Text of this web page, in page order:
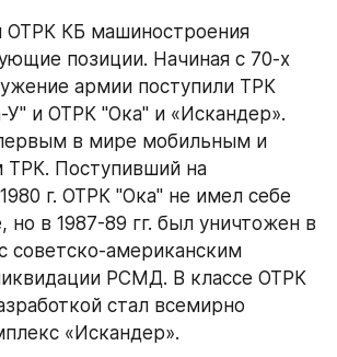
ОТРК КБ машиностроения
позиции. Начиная с 70-х
армии поступили ТРК
У" и ОТРК "Ока" и «Искандер».
в мире мобильным и
ТРК. Поступивший на
г. ОТРК "Ока" не имел себе
но в 1987-89 гг. был уничтожен в
советско-американским
РСМД. В классе ОТРК
стал всемирно
«Искандер».